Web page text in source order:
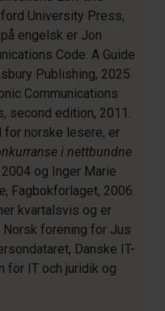
University Press,
engelsk er Jon
Code: A Guide
Publishing, 2025
Communications
second edition, 2011.
for norske lesere, er
i nettbundne
og Inger Marie
, Fagbokforlaget, 2006.
kvartalsvis og er
forening for Jus
Danske IT-
för IT och juridik og